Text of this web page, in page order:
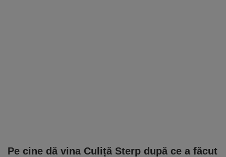
Pe cine dă vina Culiță Sterp după ce a făcut